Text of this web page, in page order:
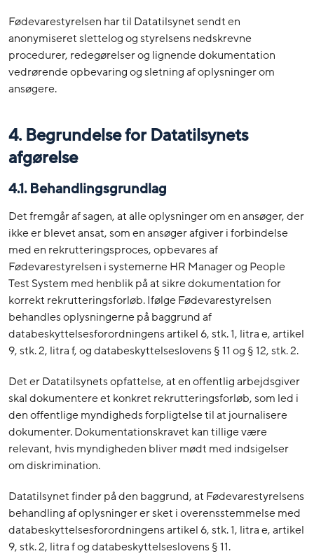
Fødevarestyrelsen har til Datatilsynet sendt en
anonymiseret slettelog og styrelsens nedskrevne
procedurer, redegørelser og lignende dokumentation
vedrørende opbevaring og sletning af oplysninger om
ansøgere.
4. Begrundelse for Datatilsynets
afgørelse
4.1. Behandlingsgrundlag
Det fremgår af sagen, at alle oplysninger om en ansøger, der
ikke er blevet ansat, som en ansøger afgiver i forbindelse
med en rekrutteringsproces, opbevares af
Fødevarestyrelsen i systemerne HR Manager og People
Test System med henblik på at sikre dokumentation for
korrekt rekrutteringsforløb. Ifølge Fødevarestyrelsen
behandles oplysningerne på baggrund af
databeskyttelsesforordningens artikel 6, stk. 1, litra e, artikel
9, stk. 2, litra f, og databeskyttelseslovens § 11 og § 12, stk. 2.
Det er Datatilsynets opfattelse, at en offentlig arbejdsgiver
skal dokumentere et konkret rekrutteringsforløb, som led i
den offentlige myndigheds forpligtelse til at journalisere
dokumenter. Dokumentationskravet kan tillige være
relevant, hvis myndigheden bliver mødt med indsigelser
om diskrimination.
Datatilsynet finder på den baggrund, at Fødevarestyrelsens
behandling af oplysninger er sket i overensstemmelse med
databeskyttelsesforordningens artikel 6, stk. 1, litra e, artikel
9, stk. 2, litra f og databeskyttelseslovens § 11.